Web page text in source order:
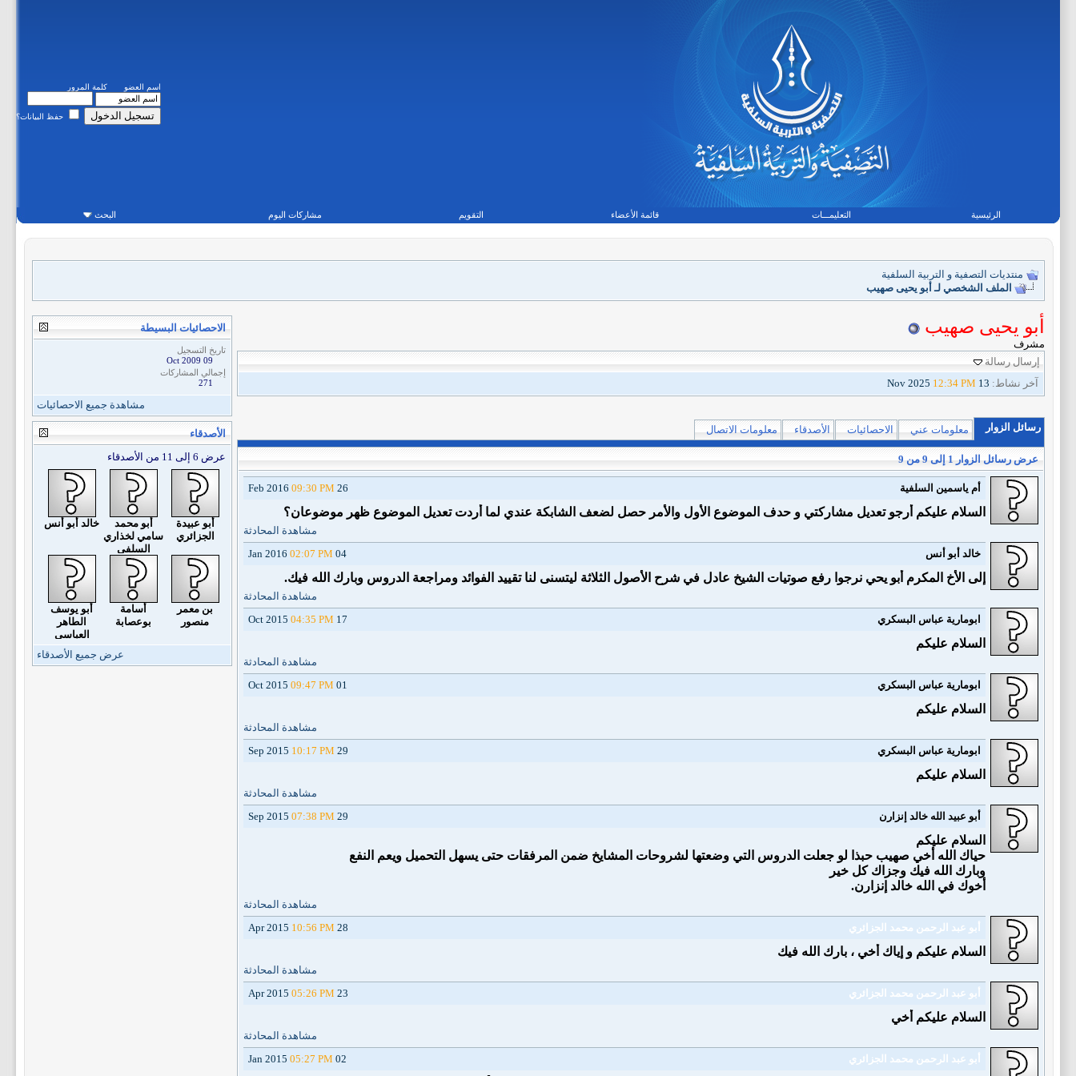
اسم العضو كلمة المرور
حفظ البيانات؟
الرئيسية التعليمـــات قائمة الأعضاء التقويم مشاركات اليوم البحث
منتديات التصفية و التربية السلفية
الملف الشخصي لـ أبو يحيى صهيب
أبو يحيى صهيب
مشرف
إرسال رسالة
آخر نشاط:
12:34 PM
رسائل الزوار معلومات عني الاحصائيات الأصدقاء معلومات الاتصال
عرض رسائل الزوار 1 إلى 9 من 9
26 Feb 2016
09:30 PM أم ياسمين السلفية
السلام عليكم أرجو تعديل مشاركتي و حدف الموضوع الأول والأمر حصل لضعف الشابكة عندي لما أردت تعديل الموضوع ظهر موضوعان؟
مشاهدة المحادثة
04 Jan 2016
02:07 PM خالد أبو أنس
إلى اﻷخ المكرم أبو يحي نرجوا رفع صوتيات الشيخ عادل في شرح الأصول الثلاثة ليتسنى لنا تقييد الفوائد ومراجعة الدروس وبارك الله فيك.
مشاهدة المحادثة
17 Oct 2015
04:35 PM ابومارية عباس البسكري
السلام عليكم
مشاهدة المحادثة
01 Oct 2015
09:47 PM ابومارية عباس البسكري
السلام عليكم
مشاهدة المحادثة
29 Sep 2015
10:17 PM ابومارية عباس البسكري
السلام عليكم
مشاهدة المحادثة
29 Sep 2015
07:38 PM أبو عبيد الله خالد إنزارن
السلام عليكم
حياك الله أخي صهيب حبذا لو جعلت الدروس التي وضعتها لشروحات المشايخ ضمن المرفقات حتى يسهل التحميل ويعم النفع
وبارك الله فيك وجزاك كل خير
أخوك في الله خالد إنزارن.
مشاهدة المحادثة
28 Apr 2015
10:56 PM أبو عبد الرحمن محمد الجزائري
السلام عليكم و إياك أخي ، بارك الله فيك
مشاهدة المحادثة
23 Apr 2015
05:26 PM أبو عبد الرحمن محمد الجزائري
السلام عليكم أخي
مشاهدة المحادثة
02 Jan 2015
05:27 PM أبو عبد الرحمن محمد الجزائري
الاحصائيات البسيطة
تاريخ التسجيل
09 Oct 2009
إجمالي المشاركات
271
مشاهدة جميع الاحصائيات
الأصدقاء
عرض 6 إلى 11 من الأصدقاء
أبو عبيدة
الجزائري
أبو محمد
سامي لخذاري
السلفي
خالد أبو أنس
بن معمر
منصور
أسامة
بوعصابة
أبو يوسف
الطاهر
العباسي
عرض جميع الأصدقاء